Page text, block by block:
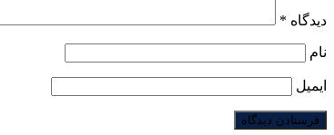
دیدگاه *
نام
ایمیل